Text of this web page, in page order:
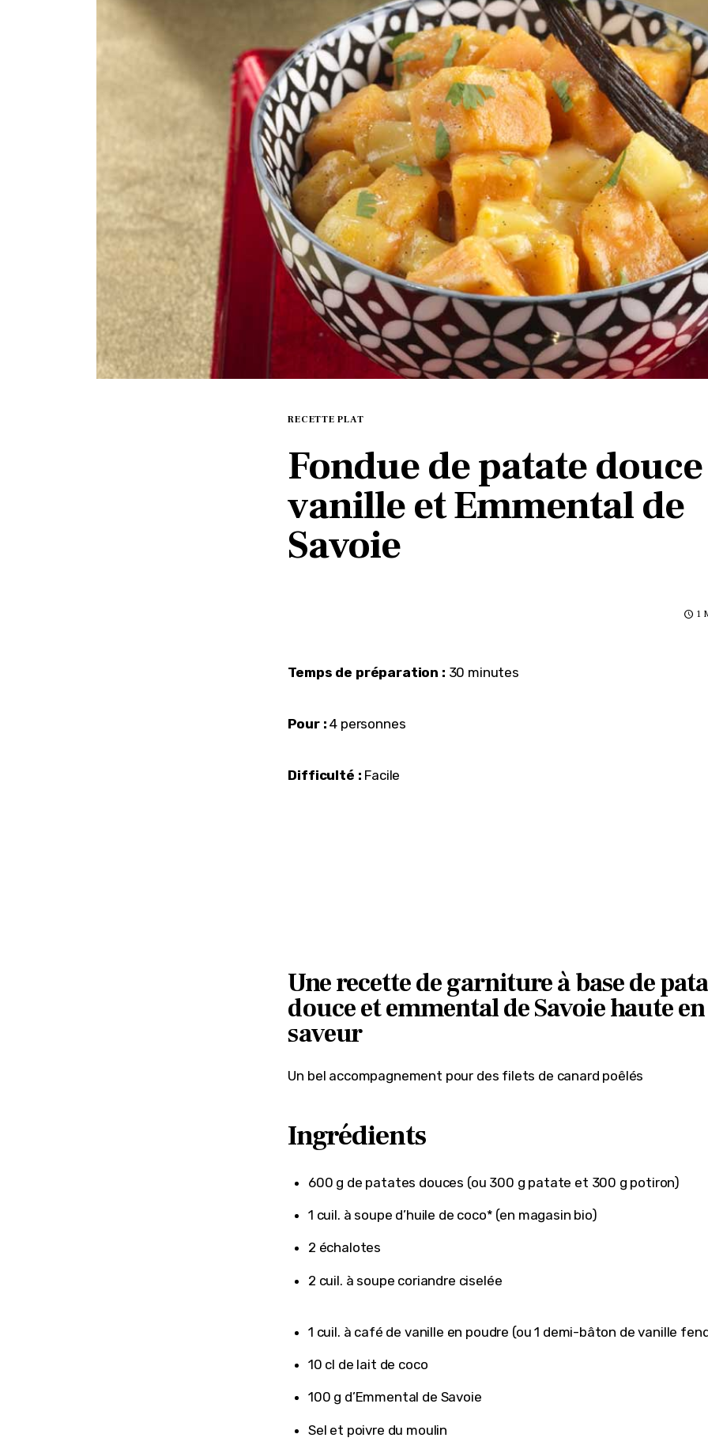
RECETTE PLAT
Fondue de patate
vanille et Emmental de
Savoie
1
Temps de préparation : 30 minutes
Pour : 4 personnes
Difficulté : Facile
Une recette de garniture à base de
douce et emmental de Savoie haute en
saveur
Un bel accompagnement pour des filets de canard poêlés
Ingrédients
600 g de patates douces (ou 300 g patate et 300 g potiron)
1 cuil. à soupe d’huile de coco* (en magasin bio)
2 échalotes
2 cuil. à soupe coriandre ciselée
1 cuil. à café de vanille en poudre (ou 1 demi-bâton de vanille
10 cl de lait de coco
100 g d’Emmental de Savoie
Sel et poivre du moulin